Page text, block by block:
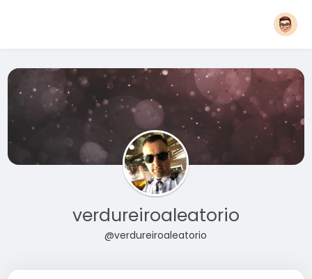
verdureiroaleatorio
@verdureiroaleatorio